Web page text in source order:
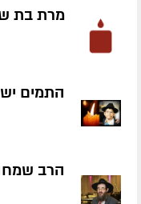
מרת בת
התמים
הרב